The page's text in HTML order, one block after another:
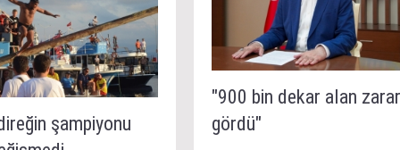
"900 bin dekar alan zarar
gördü"
şampiyonu